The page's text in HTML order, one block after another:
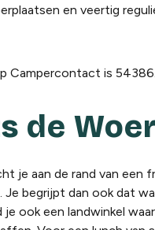
en veertig
Campercontact is
de
je aan de rand van een
Je begrijpt dan ook dat
ook een landwinkel